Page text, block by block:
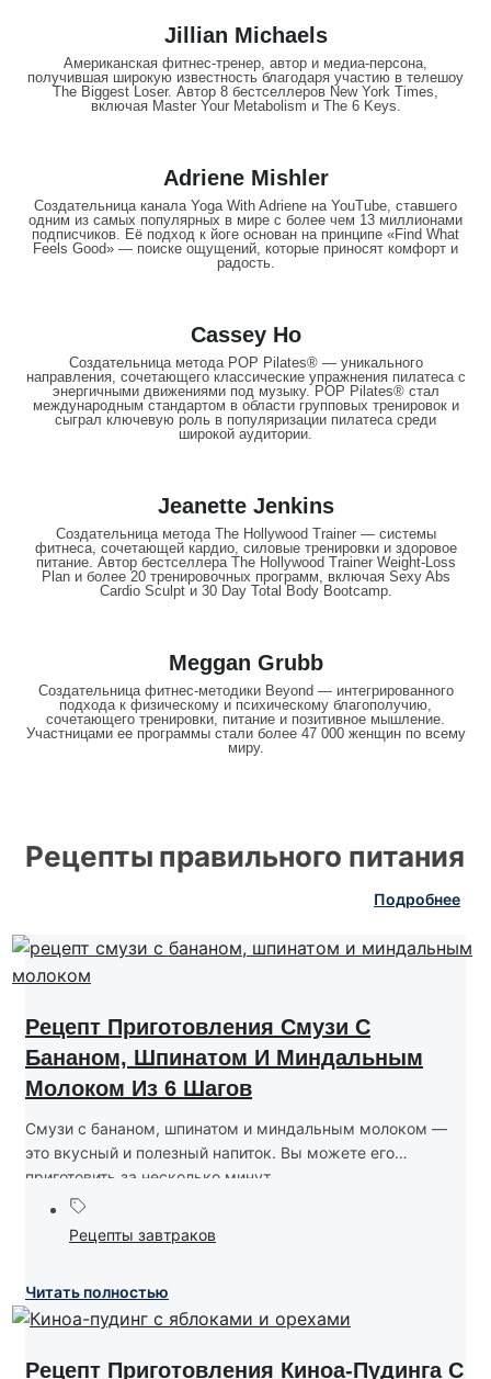
Jillian Michaels
Американская фитнес-тренер, автор и медиа-персона,
получившая широкую известность благодаря участию в телешоу
The Biggest Loser. Автор 8 бестселлеров New York Times,
включая Master Your Metabolism и The 6 Keys.
Adriene Mishler
Создательница канала Yoga With Adriene на YouTube, ставшего
одним из самых популярных в мире с более чем 13 миллионами
подписчиков. Её подход к йоге основан на принципе «Find What
Feels Good» — поиске ощущений, которые приносят комфорт и
радость.
Cassey Ho
Создательница метода POP Pilates® — уникального
направления, сочетающего классические упражнения пилатеса с
энергичными движениями под музыку. POP Pilates® стал
международным стандартом в области групповых тренировок и
сыграл ключевую роль в популяризации пилатеса среди
широкой аудитории.
Jeanette Jenkins
Создательница метода The Hollywood Trainer — системы
фитнеса, сочетающей кардио, силовые тренировки и здоровое
питание. Автор бестселлера The Hollywood Trainer Weight-Loss
Plan и более 20 тренировочных программ, включая Sexy Abs
Cardio Sculpt и 30 Day Total Body Bootcamp.
Meggan Grubb
Создательница фитнес-методики Beyond — интегрированного
подхода к физическому и психическому благополучию,
сочетающего тренировки, питание и позитивное мышление.
Участницами ее программы стали более 47 000 женщин по всему
миру.
правильного питания
Рецепты
Подробнее
Рецепт Приготовления Смузи С
Бананом, Шпинатом И Миндальным
Молоком Из 6 Шагов
Смузи с бананом, шпинатом и миндальным молоком —
это вкусный и полезный напиток. Вы можете его
приготовить за несколько минут....
Рецепты завтраков
Читать полностью
Рецепт Приготовления Киноа-Пудинга С